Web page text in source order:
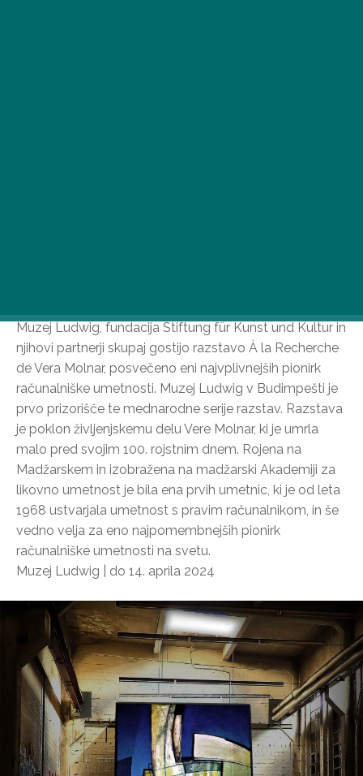
Muzej Ludwig, fundacija Stiftung für Kunst und Kultur in
njihovi partnerji skupaj gostijo razstavo À la Recherche
de Vera Molnar, posvečeno eni najvplivnejših pionirk
računalniške umetnosti. Muzej Ludwig v Budimpešti je
prvo prizorišče te mednarodne serije razstav. Razstava
je poklon življenjskemu delu Vere Molnar, ki je umrla
malo pred svojim 100. rojstnim dnem. Rojena na
Madžarskem in izobražena na madžarski Akademiji za
likovno umetnost je bila ena prvih umetnic, ki je od leta
1968 ustvarjala umetnost s pravim računalnikom, in še
vedno velja za eno najpomembnejših pionirk
računalniške umetnosti na svetu.
Muzej Ludwig | do 14. aprila 2024